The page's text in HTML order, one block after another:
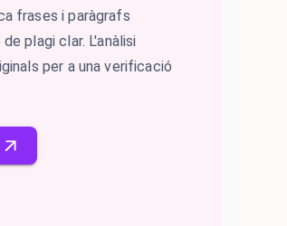
frases i paràgrafs
plagi clar. L'anàlisi
per a una verificació